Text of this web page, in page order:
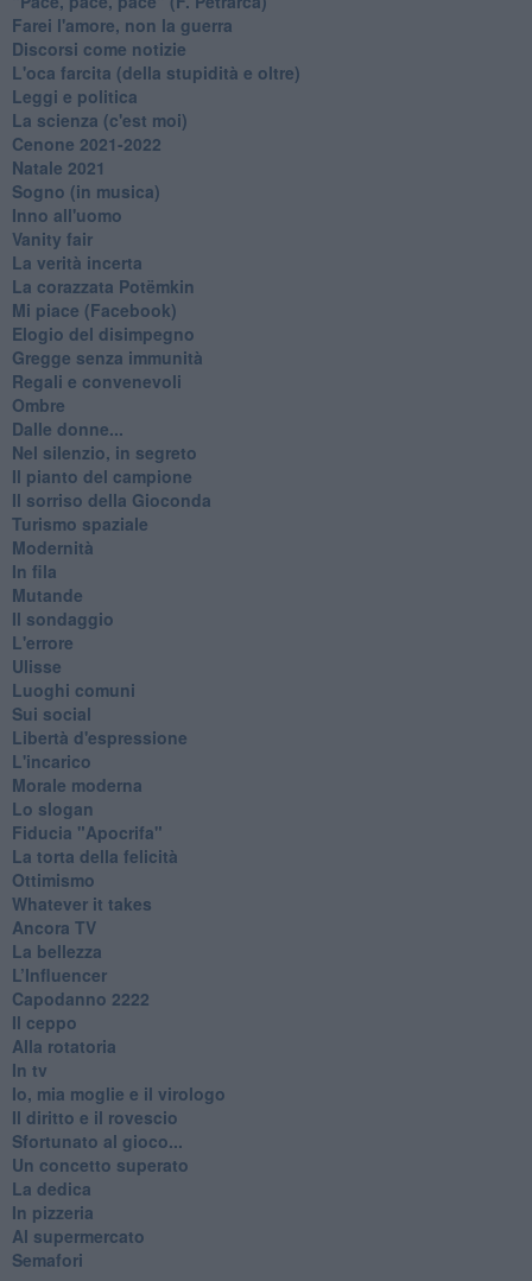
Farei l'amore, non la guerra
Discorsi come notizie
L'oca farcita (della stupidità e oltre)
Leggi e politica
La scienza (c'est moi)
Cenone 2021-2022
Natale 2021
Sogno (in musica)
Inno all'uomo
Vanity fair
La verità incerta
La corazzata Potëmkin
Mi piace (Facebook)
Elogio del disimpegno
Gregge senza immunità
Regali e convenevoli
Ombre
Dalle donne...
Nel silenzio, in segreto
Il pianto del campione
Il sorriso della Gioconda
Turismo spaziale
Modernità
In fila
Mutande
Il sondaggio
L'errore
Ulisse
Luoghi comuni
Sui social
Libertà d'espressione
L'incarico
Morale moderna
Lo slogan
Fiducia "Apocrifa"
La torta della felicità
Ottimismo
Whatever it takes
Ancora TV
La bellezza
L’Influencer
​Capodanno 2222
Il ceppo
Alla rotatoria
In tv
Io, mia moglie e il virologo
Il diritto e il rovescio
Sfortunato al gioco...
Un concetto superato
La dedica
In pizzeria
Al supermercato
Semafori